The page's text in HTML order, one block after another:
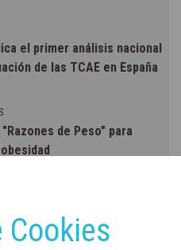
el primer análisis nacional
de las TCAE en España
de Peso" para
Nacional de Farmacia: un
ideas que se ha adaptado a
Cookies